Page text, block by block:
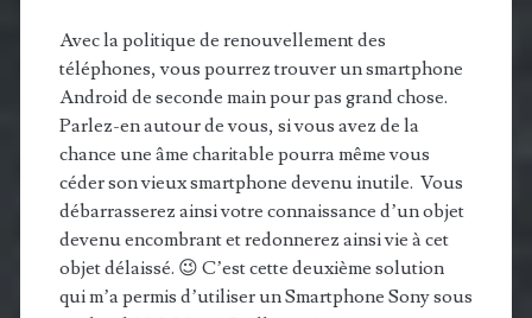
Avec la politique de renouvellement des
téléphones, vous pourrez trouver un smartphone
Android de seconde main pour pas grand chose.
Parlez-en autour de vous, si vous avez de la
chance une âme charitable pourra même vous
céder son vieux smartphone devenu inutile. Vous
débarrasserez ainsi votre connaissance d’un objet
devenu encombrant et redonnerez ainsi vie à cet
objet délaissé. 😉 C’est cette deuxième solution
qui m’a permis d’utiliser un Smartphone Sony sous